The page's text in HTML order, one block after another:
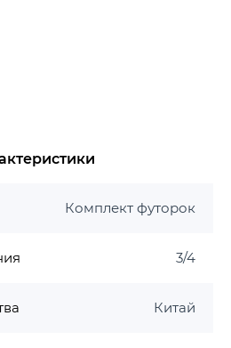
Комплект футорок
3/4
Китай